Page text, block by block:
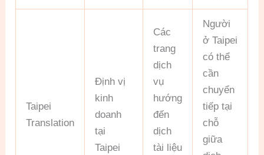
Taipei
Translation
Định vị
kinh
doanh
tại
Taipei
Các
trang
dịch
vụ
hướng
đến
dịch
tài liệu
Người
ở Taipei
có thể
cần
chuyển
tiếp tại
chỗ
giữa